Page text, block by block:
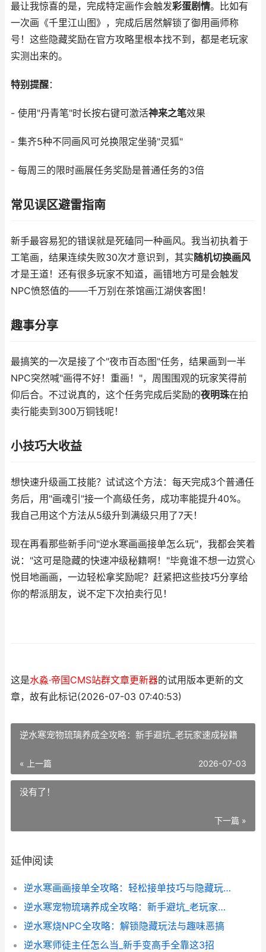
最让我惊喜的是，完成特定画作会触发彩蛋剧情。比如有
一次画《千里江山图》，完成后居然解锁了御用画师称
号！这些隐藏奖励在官方攻略里根本找不到，都是老玩家
实测出来的。
特别提醒：
- 使用"丹青笔"时长按右键可激活神来之笔效果
- 集齐5种不同画风可兑换限定坐骑"灵狐"
- 每周三的限时画展任务奖励是普通任务的3倍
常见误区避雷指南
新手最容易犯的错误就是死磕同一种画风。我当初执着于
工笔画，结果连续失败30次才意识到，其实 随机切换画风
才是王道！还有很多玩家不知道，画错地方可是会触发
NPC愤怒值的——千万别在茶馆画江湖侠客图！
趣事分享
最搞笑的一次是接了个"夜市百态图"任务，结果画到一半
NPC突然喊"画得不好！重画！"，周围围观的玩家笑得前
仰后合。不过说真的，这个任务完成后奖励的夜明珠在拍
卖行能卖到300万铜钱呢！
小技巧大收益
想快速升级画工技能？试试这个方法：每天完成3个普通任
务后，用"画魂引"接一个高级任务，成功率能提升40%。
我自己用这个方法从5级升到满级只用了7天！
现在再看那些新手问"逆水寒画画接单怎么玩"，我都会笑着
说："这可是隐藏的快速冲级秘籍啊！"毕竟谁不想一边赏心
悦目地画画，一边轻松拿奖励呢？赶紧把这些技巧分享给
你的帮派朋友，说不定下次拍卖行见！
这是水淼·帝国CMS站群文章更新器的试用版本更新的文
章，故有此标记(2026-07-03 07:40:53)
逆水寒宠物琉璃养成全攻略：新手避坑_老玩家速成秘籍
« 上一篇 2026-07-03
没有了！
下一篇 »
延伸阅读
逆水寒画画接单全攻略：轻松接单技巧与隐藏玩法大揭秘_
逆水寒宠物琉璃养成全攻略：新手避坑_老玩家速成秘籍
逆水寒烧NPC全攻略：解锁隐藏玩法与趣味恶搞
逆水寒师徒主任怎么当_新手变高手全靠这3招